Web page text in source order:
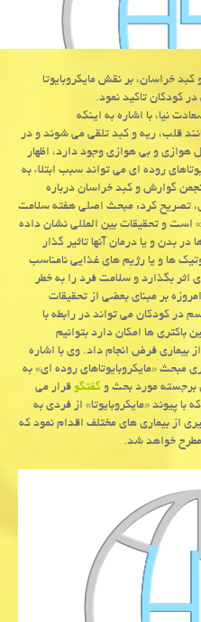
خراسان، بر نقش مایكروبایوتا
كودكان تاكید نمود.
نیا، با اشاره به اینکه
قلب، ریه و کبد تلقی می شوند و در
هوازی و بی هوازی وجود دارد، اظهار
روده ای می تواند سبب ابتلاء به
گوارش و کبد خراسان درباره
تصریح کرد: مبحث اصلی هفته سلامت
است و تحقیقات بین المللی نشان داده
بدن و یا درمان آنها تاثیر گذار
ها و یا رژیم های غذایی نامناسب
بگذارد و سلامت فرد را به خطر
بر مبنای بعضی از تحقیقات
کودکان می تواند در رابطه با
باکتری ها امکان دارد بتوانیم
بیماری فرض انجام داد. وی با اشاره
«مایکروبایوتاهای روده ای» به
مورد بحث وگفتگوقرار می
پیوند «مایکروبایوتا» از فردی به
از بیماری های مختلف اقدام نمود که
خواهد شد.